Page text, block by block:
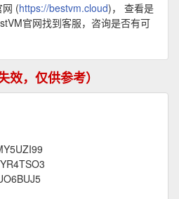
(https://bestvm.cloud)， 查看是
官网找到客服，咨询是否有可
，仅供参考）